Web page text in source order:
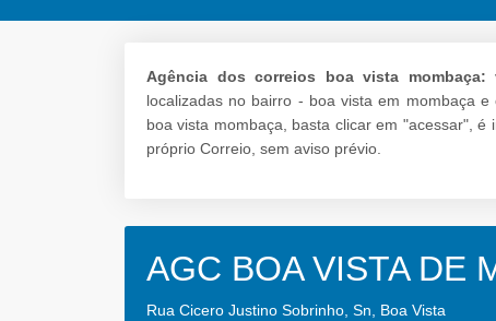
Agência dos correios boa vista mombaça:
localizadas no bairro - boa vista em mombaça
boa vista mombaça, basta clicar em "acessar",
próprio Correio, sem aviso prévio.
AGC BOA VISTA DE
Rua Cicero Justino Sobrinho, Sn, Boa Vista